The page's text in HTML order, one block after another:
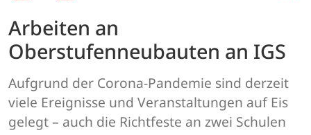
Arbeiten an
Oberstufenneubauten an IGS
Aufgrund der Corona-Pandemie sind derzeit
viele Ereignisse und Veranstaltungen auf Eis
gelegt – auch die Richtfeste an zwei Schulen